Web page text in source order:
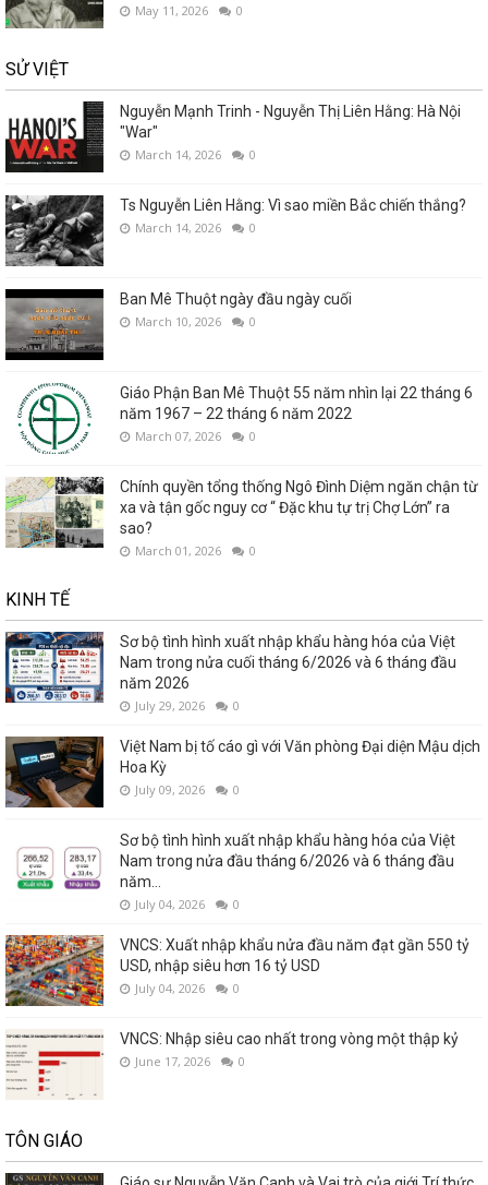
May 11, 2026 0
SỬ VIỆT
Nguyễn Mạnh Trinh - Nguyễn Thị Liên Hằng: Hà Nội
"War"
March 14, 2026 0
Ts Nguyễn Liên Hằng: Vì sao miền Bắc chiến thắng?
March 14, 2026 0
Ban Mê Thuột ngày đầu ngày cuối
March 10, 2026 0
Giáo Phận Ban Mê Thuột 55 năm nhìn lại 22 tháng 6
năm 1967 – 22 tháng 6 năm 2022
March 07, 2026 0
Chính quyền tổng thống Ngô Đình Diệm ngăn chận từ
xa và tận gốc nguy cơ “ Đặc khu tự trị Chợ Lớn” ra
sao?
March 01, 2026 0
KINH TẾ
Sơ bộ tình hình xuất nhập khẩu hàng hóa của Việt
Nam trong nửa cuối tháng 6/2026 và 6 tháng đầu
năm 2026
July 29, 2026 0
Việt Nam bị tố cáo gì với Văn phòng Đại diện Mậu dịch
Hoa Kỳ
July 09, 2026 0
Sơ bộ tình hình xuất nhập khẩu hàng hóa của Việt
Nam trong nửa đầu tháng 6/2026 và 6 tháng đầu
năm...
July 04, 2026 0
VNCS: Xuất nhập khẩu nửa đầu năm đạt gần 550 tỷ
USD, nhập siêu hơn 16 tỷ USD
July 04, 2026 0
VNCS: Nhập siêu cao nhất trong vòng một thập kỷ
June 17, 2026 0
TÔN GIÁO